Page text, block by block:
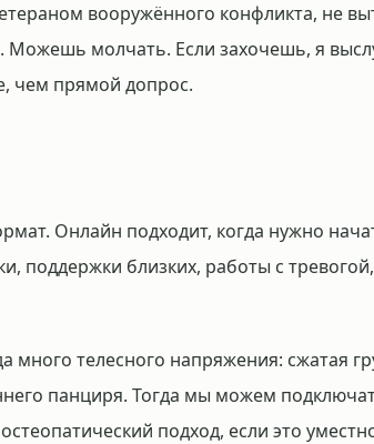
вооружённого конфликта, не
Можешь молчать. Если захочешь, я
чем прямой допрос.
Онлайн подходит, когда нужно
поддержки близких, работы с
много телесного напряжения: сжатая
панциря. Тогда мы можем
подход, если это